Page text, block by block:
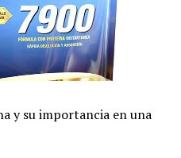
y su importancia en una